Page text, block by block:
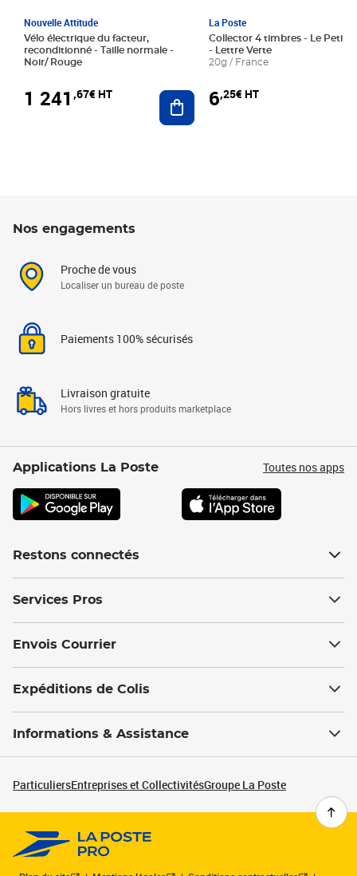
Nouvelle Attitude
Vélo électrique du facteur,
reconditionné - Taille normale -
Noir/ Rouge
1 241 ,67€ HT Ajouter au panier
La Poste
Collector 4 timbres - Le Petit
- Lettre Verte
20g / France
6,25€ HT
Nos engagements
Proche de vous
Localiser un bureau de poste
Paiements 100% sécurisés
Livraison gratuite
Hors livres et hors produits marketplace
Applications La Poste Toutes nos apps
Restons connectés
Services Pros
Envois Courrier
Expéditions de Colis
Informations & Assistance
ParticuliersEntreprises et CollectivitésGroupe La Poste